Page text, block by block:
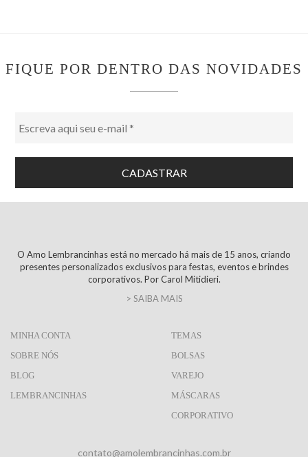
FIQUE POR DENTRO DAS NOVIDADES
O Amo Lembrancinhas está no mercado há mais de 15 anos, criando
presentes personalizados exclusivos para festas, eventos e brindes
corporativos. Por Carol Mitidieri.
> SAIBA MAIS
MINHA CONTA
SOBRE NÓS
BLOG
LEMBRANCINHAS
TEMAS
BOLSAS
VAREJO
MÁSCARAS
CORPORATIVO
contato@amolembrancinhas.com.br